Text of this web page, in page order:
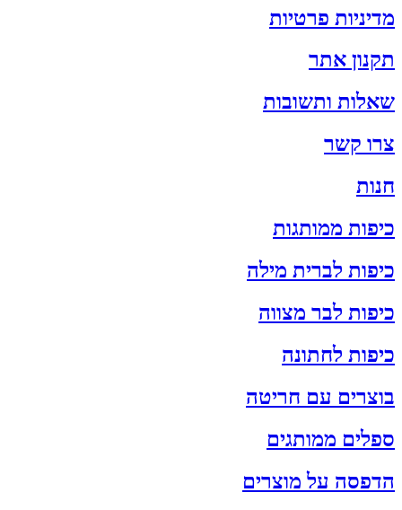
מדיניות פרטיות
תקנון אתר
שאלות ותשובות
צרו קשר
חנות
כיפות ממותגות
כיפות לברית מילה
כיפות לבר מצווה
כיפות לחתונה
בוצרים עם חריטה
ספלים ממותגים
הדפסה על מוצרים